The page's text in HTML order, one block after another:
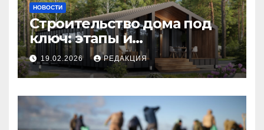
НОВОСТИ
Строительство дома под
ключ: этапы и
планирование бюджета
19.02.2026 РЕДАКЦИЯ